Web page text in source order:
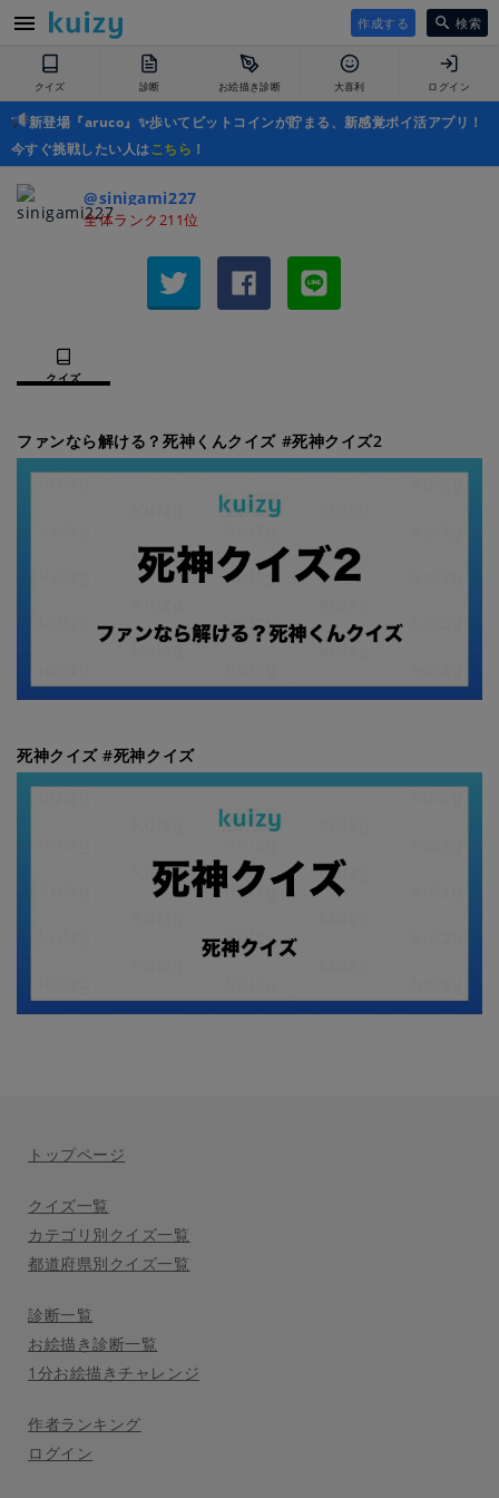
作成する 検索
クイズ 診断 お絵描き診断 大喜利 ログイン
新登場『aruco』✨歩いてビットコインが貯まる、新感覚ポイ活アプリ！
今すぐ挑戦したい人はこちら ！
@sinigami227
全体ランク211位
クイズ
ファンなら解ける？死神くんクイズ #死神クイズ2
死神クイズ #死神クイズ
トップページ
クイズ一覧
カテゴリ別クイズ一覧
都道府県別クイズ一覧
診断一覧
お絵描き診断一覧
1分お絵描きチャレンジ
作者ランキング
ログイン